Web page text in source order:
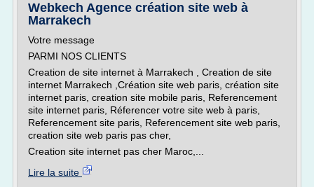
Webkech Agence création site web à
Marrakech
Votre message
PARMI NOS CLIENTS
Creation de site internet à Marrakech , Creation de site
internet Marrakech ,Création site web paris, création site
internet paris, creation site mobile paris, Referencement
site internet paris, Réferencer votre site web à paris,
Referencement site paris, Referencement site web paris,
creation site web paris pas cher,
Creation site internet pas cher Maroc,...
Lire la suite